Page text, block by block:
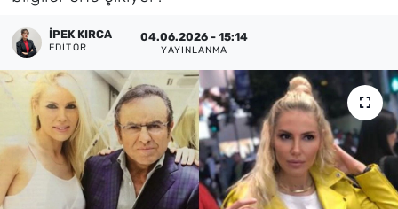
İPEK KIRCA
EDITÖR
04.06.2026 - 15:14
YAYINLANMA
İletişim